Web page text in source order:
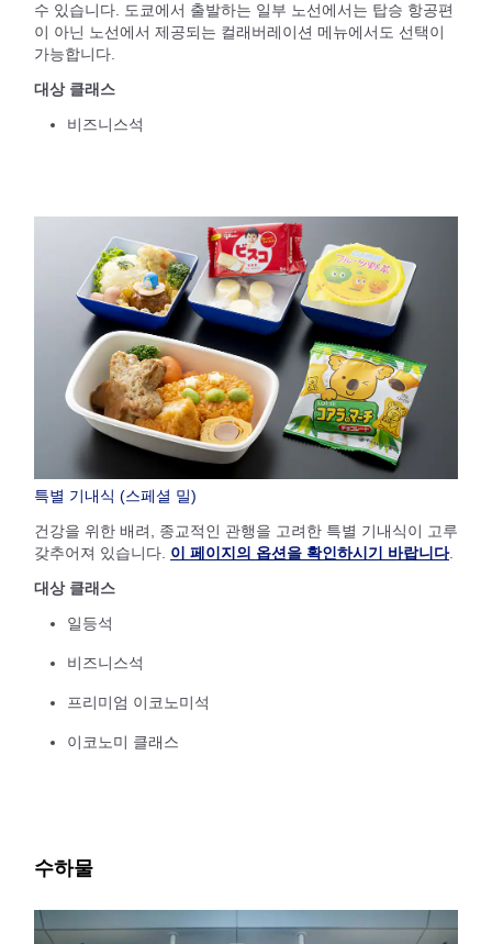
수 있습니다. 도쿄에서 출발하는 일부 노선에서는 탑승 항공편
이 아닌 노선에서 제공되는 컬래버레이션 메뉴에서도 선택이
가능합니다.
대상 클래스
비즈니스석
특별 기내식 (스페셜 밀)
건강을 위한 배려, 종교적인 관행을 고려한 특별 기내식이 고루
갖추어져 있습니다. 이 페이지의 옵션을 확인하시기 바랍니다.
대상 클래스
일등석
비즈니스석
프리미엄 이코노미석
이코노미 클래스
수하물